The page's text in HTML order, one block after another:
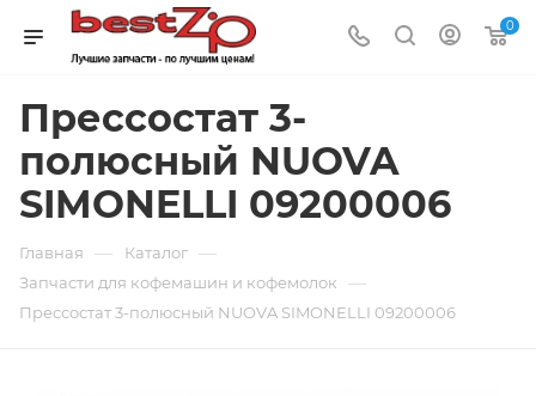
0
Прессостат 3-
полюсный NUOVA
SIMONELLI 09200006
Главная — Каталог —
Запчасти для кофемашин и кофемолок —
Прессостат 3-полюсный NUOVA SIMONELLI 09200006